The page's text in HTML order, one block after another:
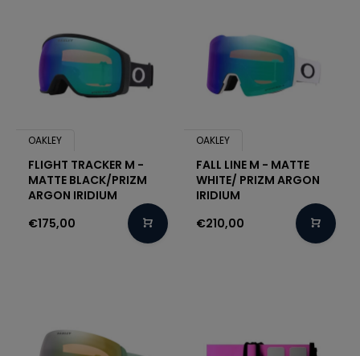
OAKLEY
FLIGHT TRACKER M -
MATTE BLACK/PRIZM
ARGON IRIDIUM
€175,00
OAKLEY
FALL LINE M - MATTE
WHITE/ PRIZM ARGON
IRIDIUM
€210,00